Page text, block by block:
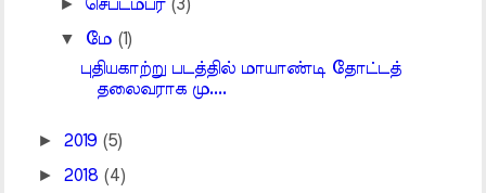
► செப்டம்பர் (3)
▼ மே (1)
புதியகாற்று படத்தில் மாயாண்டி தோட்டத்
தலைவராக மு....
► 2019 (5)
► 2018 (4)